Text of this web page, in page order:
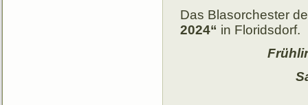
Das Blasorchester
2024“ in Floridsdorf.